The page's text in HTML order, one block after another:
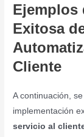
Ejemplos
Exitosa
Cliente
A continuación,
implementación
servicio al